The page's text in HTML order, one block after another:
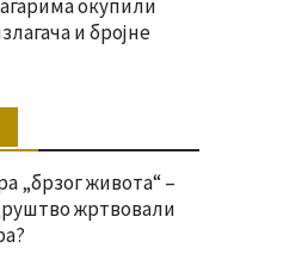
окупили
и бројне
„брзог живота“ –
жртвовали